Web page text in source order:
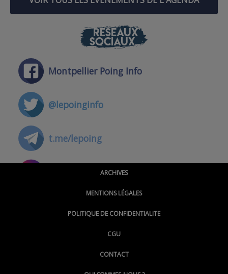
RÉSEAUX
SOCIAUX
Montpellier Poing Info
@lepoinginfo
t.me/lepoing
@montpellierpoinginfo
@LePoingMontpellier
ARCHIVES
MENTIONS LÉGALES
POLITIQUE DE CONFIDENTIALITE
CGU
CONTACT